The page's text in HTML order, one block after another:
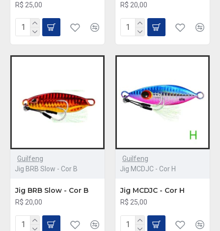
R$ 25,00 R$ 20,00
Guilfeng
Jig BRB Slow - Cor B
Jig BRB Slow - Cor B
R$ 20,00
Guilfeng
Jig MCDJC - Cor H
Jig MCDJC - Cor H
R$ 25,00